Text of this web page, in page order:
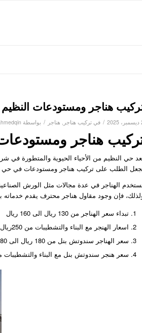
هناجر ومستودعات النظيم
/ في تركيب هناجر , هناجر / بواسطة
هناجر
حي النظيم من الأحياء الحيوية والمتطورة في
الطلب على تركيب هناجر ومستودعات في حي
الهناجر في عدة مجالات مثل الورش
فإن وجود مقاول هناجر محترف يقدم خدماته
تبداء سعر الهناجر من 130 ريال الى 160 ريال
اسعار الهنجر مع البناء والتشطيبات من 250ريال الى 350 ريال يشمل صبة الارض وباقي التشطيبات
سعر الهناجر سندوتش بنل من 180 ريال الى 280 ريال للمتر مربع
سعر هنجر سندوتش بنل مع البناء والتشطيبات من 350 ريال الى 430